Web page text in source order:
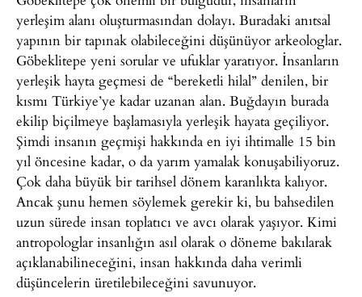
yerleşim alanı oluşturmasından dolayı. Buradaki anıtsal
yapının bir tapınak olabileceğini düşünüyor arkeologlar.
Göbeklitepe yeni sorular ve ufuklar yaratıyor. İnsanların
yerleşik hayta geçmesi de “bereketli hilal” denilen, bir
kısmı Türkiye’ye kadar uzanan alan. Buğdayın burada
ekilip biçilmeye başlamasıyla yerleşik hayata geçiliyor.
Şimdi insanın geçmişi hakkında en iyi ihtimalle 15 bin
yıl öncesine kadar, o da yarım yamalak konuşabiliyoruz.
Çok daha büyük bir tarihsel dönem karanlıkta kalıyor.
Ancak şunu hemen söylemek gerekir ki, bu bahsedilen
uzun sürede insan toplatıcı ve avcı olarak yaşıyor. Kimi
antropologlar insanlığın asıl olarak o döneme bakılarak
açıklanabilineceğini, insan hakkında daha verimli
düşüncelerin üretilebileceğini savunuyor.